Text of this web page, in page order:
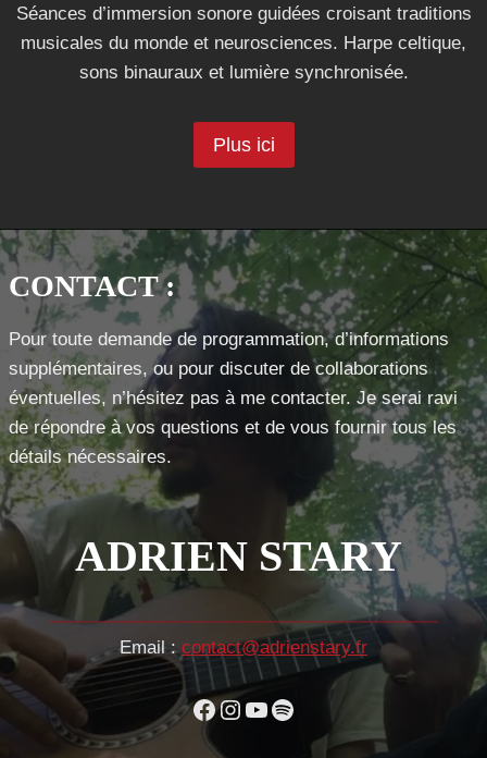
Séances d’immersion sonore guidées croisant traditions
musicales du monde et neurosciences. Harpe celtique,
sons binauraux et lumière synchronisée.
Plus ici
CONTACT :
Pour toute demande de programmation, d’informations
supplémentaires, ou pour discuter de collaborations
éventuelles, n’hésitez pas à me contacter. Je serai ravi
de répondre à vos questions et de vous fournir tous les
détails nécessaires.
ADRIEN STARY
Email : contact@adrienstary.fr
Facebook Instagram YouTube Spotify